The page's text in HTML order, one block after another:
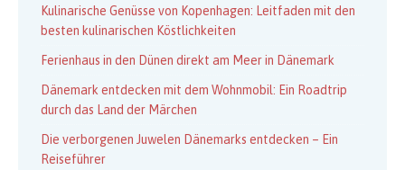
Kulinarische Genüsse von Kopenhagen: Leitfaden mit den
besten kulinarischen Köstlichkeiten
Ferienhaus in den Dünen direkt am Meer in Dänemark
Dänemark entdecken mit dem Wohnmobil: Ein Roadtrip
durch das Land der Märchen
Die verborgenen Juwelen Dänemarks entdecken – Ein
Reiseführer